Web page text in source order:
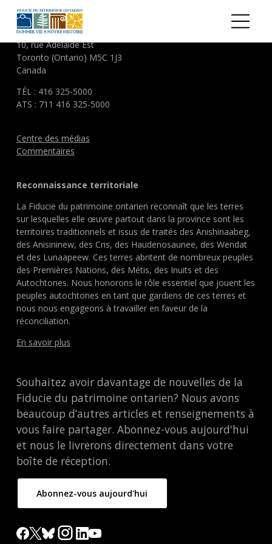
FIDUCIE DU PATRIMOINE ONTARIEN
10, rue Adelaide Est
Toronto (Ontario) M5C 1J3
Canada
TÉL : 416 325-5000
ATS : 711 416 325-5000
Centre des médias
Commentaires
Reconnaissance territoriale
La Fiducie du patrimoine ontarien reconnaît que les terres
sur lesquelles elle œuvre partout dans la province sont les
territoires traditionnels et issus de traités des Anishinaabeg,
des Anisininew, des Cris, des Haudenosaunee, des Wendat
et des Lunaapeew. Ces terres abritent de nombreux peuples
des Premières Nations, des Métis, des Inuits et des
Autochtones. Nous honorons le rôle essentiel que jouent les
peuples autochtones en tant que gardiens de ces terres et
nous nous engageons à travailler en faveur de la
réconciliation.
En savoir plus
Souhaitez avoir davantage de nouvelles de la
Fiducie du patrimoine ontarien? Nous avons
beaucoup d’autres articles et renseignements à
vous faire partager. Abonnez-vous aujourd'hui
et nous le livrerons directement dans votre
boîte de réception.
Abonnez-vous aujourd'hui